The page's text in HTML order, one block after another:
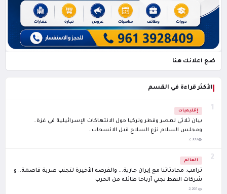
ضع اعلانك هنا
الأكثر قراءة في القسم
1 إقليميات
بيان ثلاثي لمصر وقطر وتركيا حول الانتهاكات الإسرائيلية في غزة..
ومجلس السلام نزع السلاح قبل الانسحاب..
2,309
2 العالم
ترامب: محادثاتنا مع إيران جارية... والفرصة الأخيرة لتجنب ضربة قاصمة.. و
شركات النفط تجني أرباحا طائلة من الحرب
2,261